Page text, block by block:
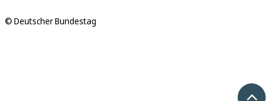
© Deutscher Bundestag